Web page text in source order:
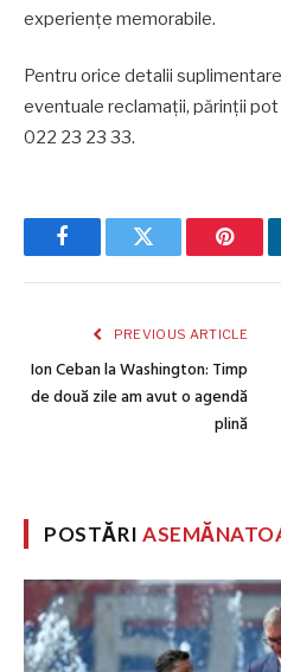
experiențe memorabile.
Pentru orice detalii
eventuale reclamații, părinții
022 23 23 33.
FacebookTwitter
PREVIOUS ARTICLE
Ion Ceban la Washington: Timp
de două zile am avut o agendă
plină
POSTĂRI